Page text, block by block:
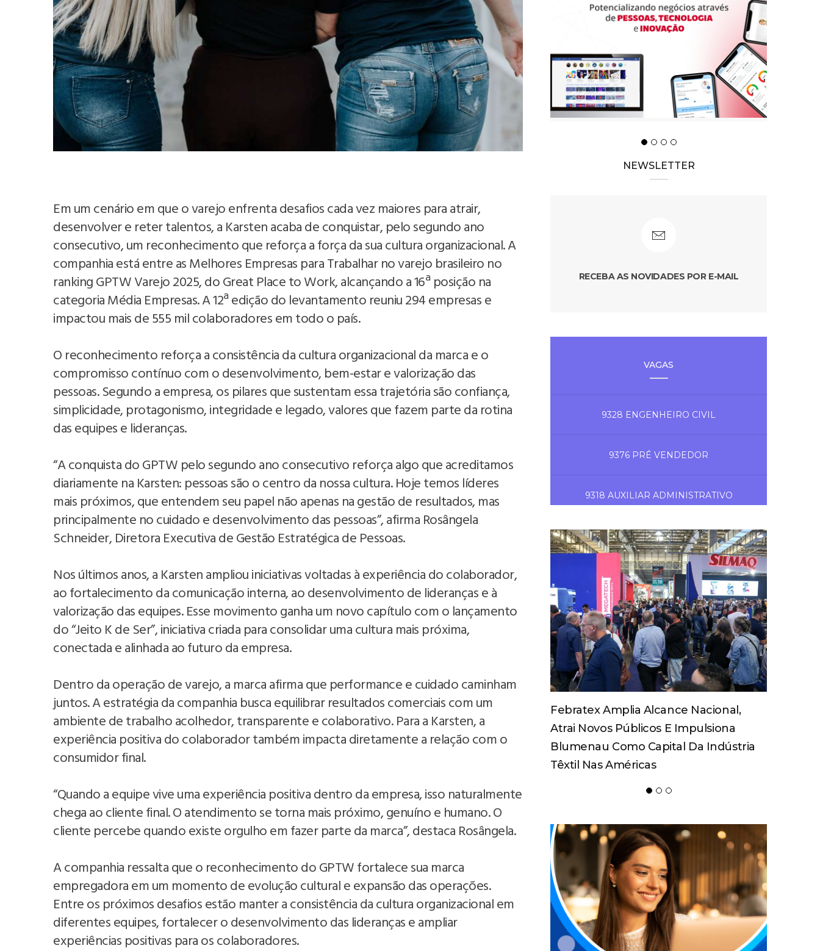
Em um cenário em que o varejo enfrenta desafios cada vez maiores para atrair,
desenvolver e reter talentos, a Karsten acaba de conquistar, pelo segundo ano
consecutivo, um reconhecimento que reforça a força da sua cultura organizacional. A
companhia está entre as Melhores Empresas para Trabalhar no varejo brasileiro no
ranking GPTW Varejo 2025, do Great Place to Work, alcançando a 16ª posição na
categoria Média Empresas. A 12ª edição do levantamento reuniu 294 empresas e
impactou mais de 555 mil colaboradores em todo o país.
O reconhecimento reforça a consistência da cultura organizacional da marca e o
compromisso contínuo com o desenvolvimento, bem-estar e valorização das
pessoas. Segundo a empresa, os pilares que sustentam essa trajetória são confiança,
simplicidade, protagonismo, integridade e legado, valores que fazem parte da rotina
das equipes e lideranças.
“A conquista do GPTW pelo segundo ano consecutivo reforça algo que acreditamos
diariamente na Karsten: pessoas são o centro da nossa cultura. Hoje temos líderes
mais próximos, que entendem seu papel não apenas na gestão de resultados, mas
principalmente no cuidado e desenvolvimento das pessoas”, afirma Rosângela
Schneider, Diretora Executiva de Gestão Estratégica de Pessoas.
Nos últimos anos, a Karsten ampliou iniciativas voltadas à experiência do colaborador,
ao fortalecimento da comunicação interna, ao desenvolvimento de lideranças e à
valorização das equipes. Esse movimento ganha um novo capítulo com o lançamento
do “Jeito K de Ser”, iniciativa criada para consolidar uma cultura mais próxima,
conectada e alinhada ao futuro da empresa.
Dentro da operação de varejo, a marca afirma que performance e cuidado caminham
juntos. A estratégia da companhia busca equilibrar resultados comerciais com um
ambiente de trabalho acolhedor, transparente e colaborativo. Para a Karsten, a
experiência positiva do colaborador também impacta diretamente a relação com o
consumidor final.
“Quando a equipe vive uma experiência positiva dentro da empresa, isso naturalmente
chega ao cliente final. O atendimento se torna mais próximo, genuíno e humano. O
cliente percebe quando existe orgulho em fazer parte da marca”, destaca Rosângela.
A companhia ressalta que o reconhecimento do GPTW fortalece sua marca
empregadora em um momento de evolução cultural e expansão das operações.
Entre os próximos desafios estão manter a consistência da cultura organizacional em
diferentes equipes, fortalecer o desenvolvimento das lideranças e ampliar
experiências positivas para os colaboradores.
Movimenta Economia Em Santa
Catarina